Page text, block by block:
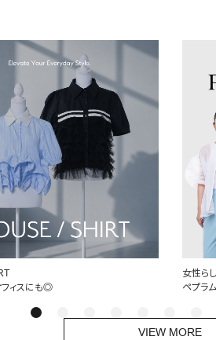
フィスにも◎
女性ら
ペプラ
VIEW MORE